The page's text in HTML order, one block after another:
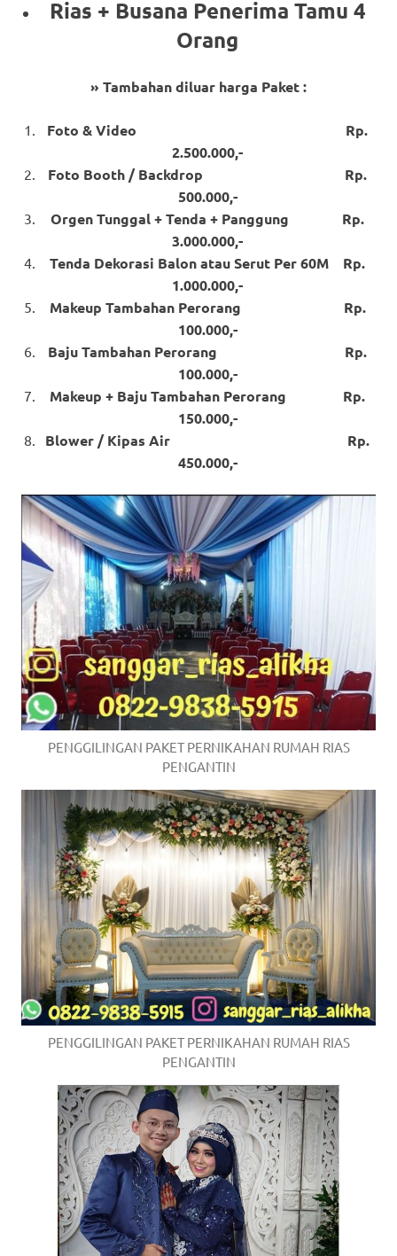
Rias + Busana Penerima Tamu 4
Orang
» Tambahan diluar harga Paket :
Foto & Video Rp.
2.500.000,-
Foto Booth / Backdrop Rp.
500.000,-
Orgen Tunggal + Tenda + Panggung Rp.
3.000.000,-
Tenda Dekorasi Balon atau Serut Per 60M Rp.
1.000.000,-
Makeup Tambahan Perorang Rp.
100.000,-
Baju Tambahan Perorang Rp.
100.000,-
Makeup + Baju Tambahan Perorang Rp.
150.000,-
Blower / Kipas Air Rp.
450.000,-
PENGGILINGAN PAKET PERNIKAHAN RUMAH RIAS
PENGANTIN
PENGGILINGAN PAKET PERNIKAHAN RUMAH RIAS
PENGANTIN